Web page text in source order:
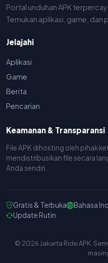
Portal unduhan APK
Temukan aplikasi, game, dan
Jelajahi
Aplikasi
Game
Berita
Pencarian
Keamanan & Transparansi
File APK dihosting oleh pihak
mendistribusikan file secara
Anda sendiri.
Gratis & Terbuka Bahasa
Update Rutin
© 2026 Jakarta Ride APK.